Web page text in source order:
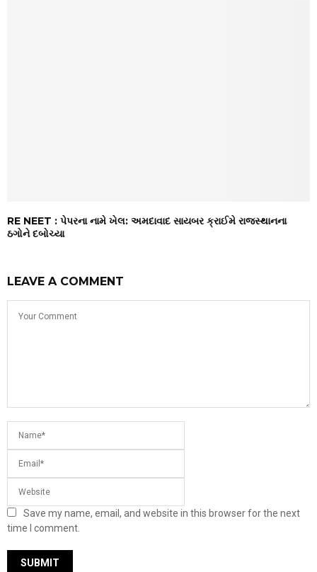
RE NEET : પેપરના નામે ખેલ: અમદાવાદ સાયબર ક્રાઈમે રાજસ્થાનના
ઠગોને દબોચ્યા
LEAVE A COMMENT
Save my name, email, and website in this browser for the next
time I comment.